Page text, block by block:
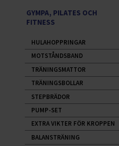
GYMPA, PILATES OCH
FITNESS
HULAHOPPRINGAR
MOTSTÅNDSBAND
TRÄNINGSMATTOR
TRÄNINGSBOLLAR
STEPBRÄDOR
PUMP-SET
EXTRA VIKTER FÖR KROPPEN
BALANSTRÄNING